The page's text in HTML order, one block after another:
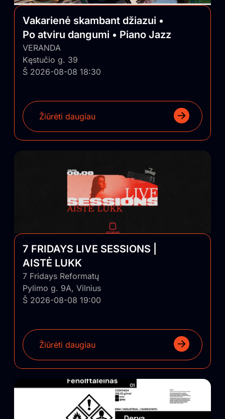
Vakarienė skambant džiazui •
Po atviru dangumi • Piano Jazz
VERANDA
Kęstučio g. 39
Š 2026-08-08 18:30
Žiūrėti daugiau
7 FRIDAYS LIVE SESSIONS |
AISTĖ LUKK
7 Fridays Reformatų
Pylimo g. 9A, Vilnius
Š 2026-08-08 19:00
Žiūrėti daugiau